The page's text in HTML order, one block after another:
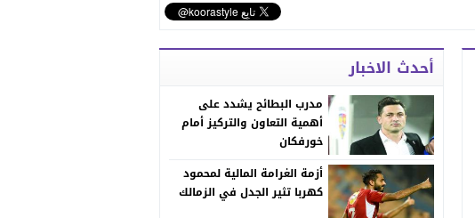
أحدث الاخبار
مدرب البطائح يشدد على
أهمية التعاون والتركيز أمام
خورفكان
أزمة الغرامة المالية لمحمود
كهربا تثير الجدل في الزمالك